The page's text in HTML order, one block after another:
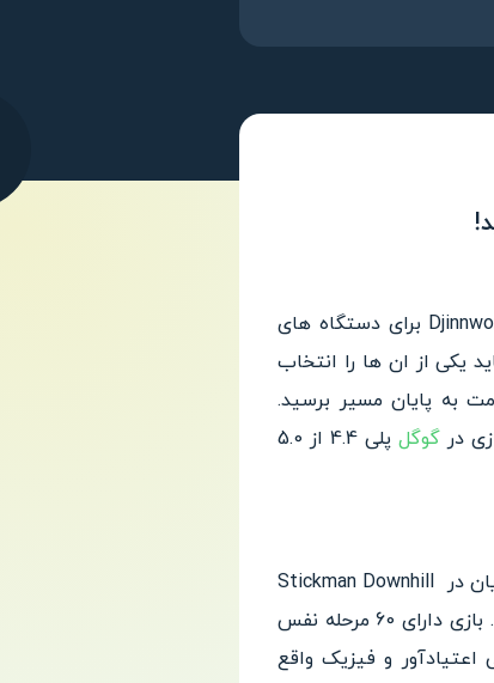
Stickman Downhill یک بازی سرگرم کننده در ژانر بازی های مسابقه از استودیو بازی سازی Djinnworks GmbH برای دستگاه های
جمله کراس ، تریل و … باید یکی از ان ها را انتخاب
به پایان مسیر برسید.
درگوگل
پلی 4.4 از 5.0
مدت زمانیکه شما مسیر مسابقه را طی می کنید از اهمیت زیادی برخوردار است. هرچه زود تر تر به خط پایان در Stickman Downhill
برسید ستاره و امتیاز بیشتری را کسب میکنید. این ستاره ها موجب باز شدن مراحل بعدی بازی می شود. بازی دارای 60 مرحله نفس
و فیزیک واقع